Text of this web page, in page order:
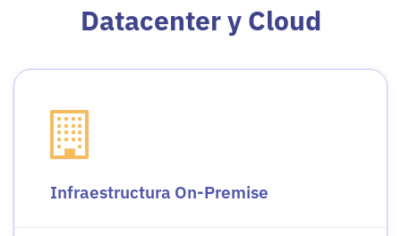
Datacenter y Cloud
Infraestructura On-Premise